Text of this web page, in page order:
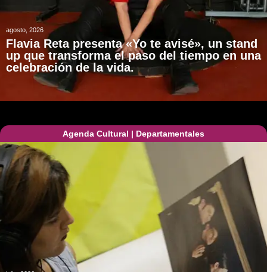
agosto, 2026
Flavia Reta presenta «Yo te avisé», un stand
up que transforma el paso del tiempo en una
celebración de la vida.
Agenda Cultural | Departamentales